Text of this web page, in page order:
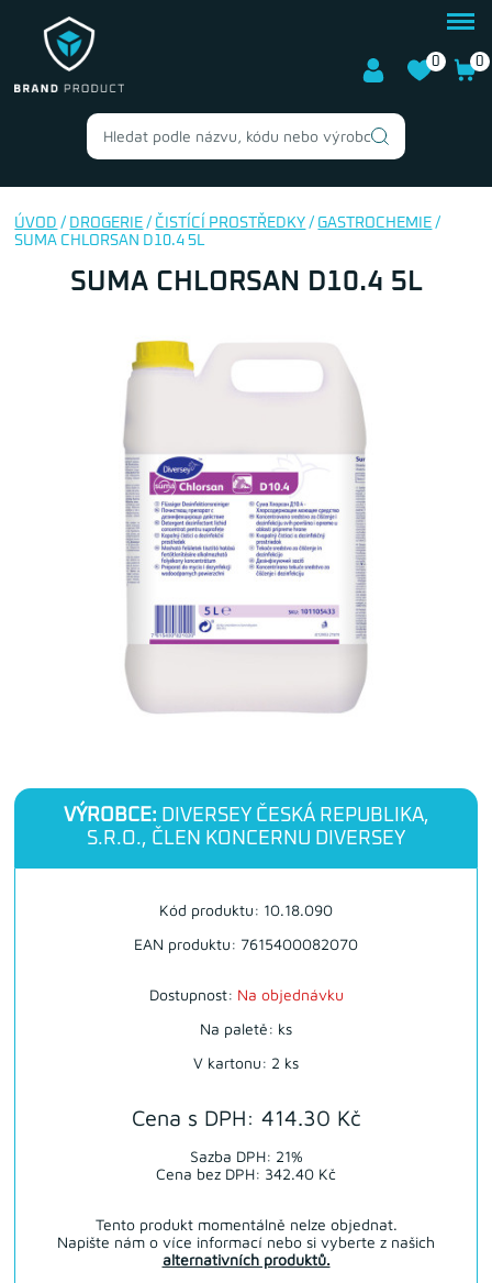
0 0
ÚVOD / DROGERIE / ČISTÍCÍ PROSTŘEDKY / GASTROCHEMIE /
SUMA CHLORSAN D10.4 5L
SUMA CHLORSAN D10.4 5L
VÝROBCE: DIVERSEY ČESKÁ REPUBLIKA,
S.R.O., ČLEN KONCERNU DIVERSEY
Cena s DPH: 414.30 Kč
Sazba DPH: 21%
Cena bez DPH: 342.40 Kč
Kód produktu: 10.18.090
EAN produktu: 7615400082070
Dostupnost: Na objednávku
Na paletě: ks
V kartonu: 2 ks
Tento produkt momentálně nelze objednat.
Napište nám o více informací nebo si vyberte z našich
alternativních produktů.